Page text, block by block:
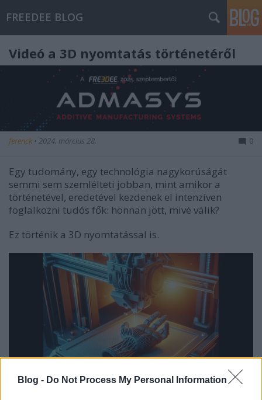
Blog - Do Not Process My Personal Information
FREEDEE BLOG
Videó a 3D nyomtatás történetéről
ferenck • 2024. március 28. 0
Egy tudomány, egy technológia nagykorúságát
semmi sem szemlélteti jobban, mint amikor a
történetével, eredetével kezdenek el intenzíven
foglalkozni tudós fők: honnan jött, mivé válik?
Ez történik a 3D nyomtatással is.